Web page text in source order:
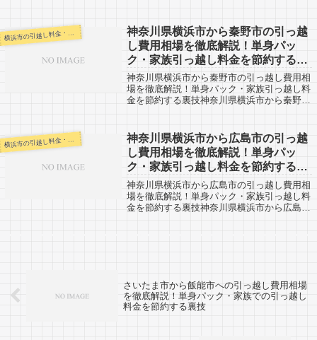
考になると思います。神奈川県横浜市から
徳...
横 浜市の引越し料金・代金相場・見積り情報
神奈川県横浜市から秦野市の引っ越
し費用相場を徹底解説！単身パッ
ク・家族引っ越し料金を節約する裏
技
神奈川県横浜市から秦野市の引っ越し費用相
場を徹底解説！単身パック・家族引っ越し料
金を節約する裏技神奈川県横浜市から秦野市
す。（市役所間）片道でだいたい約１時間
前...
横 浜市の引越し料金・代金相場・見積り情報
神奈川県横浜市から広島市の引っ越
し費用相場を徹底解説！単身パッ
ク・家族引っ越し料金を節約する裏
技
神奈川県横浜市から広島市の引っ越し費用相
場を徹底解説！単身パック・家族引っ越し料
金を節約する裏技神奈川県横浜市から広島市
さいたま市から飯能市への引っ越し費用相場
を徹底解説！単身パック・家族での引っ越し
料金を節約する裏技